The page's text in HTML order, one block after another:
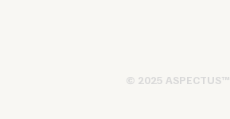
© 2025 ASPECTUS™